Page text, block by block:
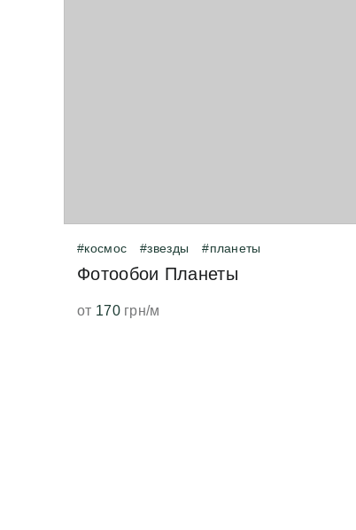
#космос #звезды #планеты
Фотообои Планеты
от 170грн/м